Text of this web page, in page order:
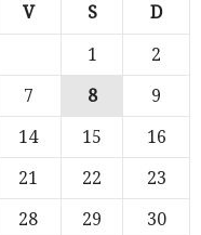
V S D
1
2
7 8
9
14 15
16
21 22
23
28 29
30